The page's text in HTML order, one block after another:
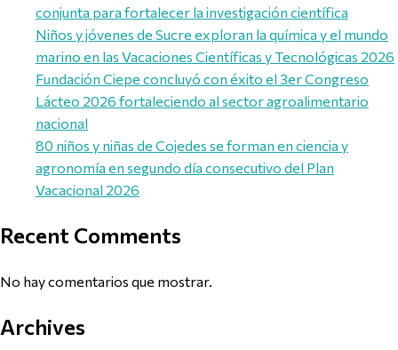
conjunta para fortalecer la investigación científica
Niños y jóvenes de Sucre exploran la química y el mundo
marino en las Vacaciones Científicas y Tecnológicas 2026
Fundación Ciepe concluyó con éxito el 3er Congreso
Lácteo 2026 fortaleciendo al sector agroalimentario
nacional
80 niños y niñas de Cojedes se forman en ciencia y
agronomía en segundo día consecutivo del Plan
Vacacional 2026
Recent Comments
No hay comentarios que mostrar.
Archives